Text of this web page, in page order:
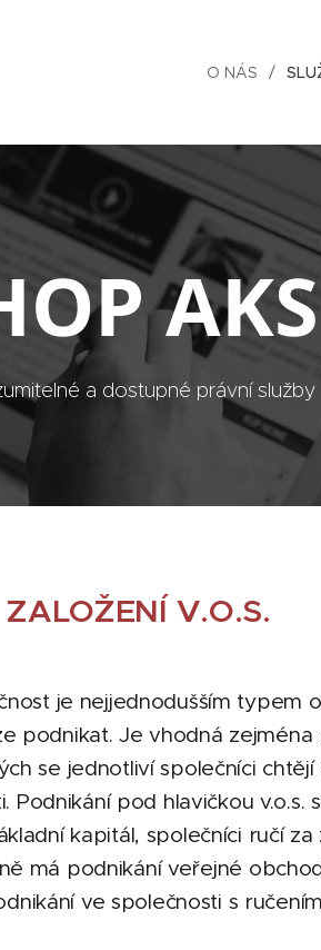
O NÁS
a dostupné právní služby
ZALOŽENÍ V.O.S.
je nejjednodušším typem
podnikat. Je vhodná
se jednotliví společníci
pod hlavičkou v.o.s.
kapitál, společníci ručí
má podnikání veřejné
ve společnosti s